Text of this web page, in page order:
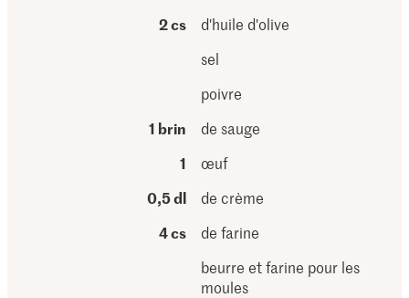
2 cs
d'huile d'olive
sel
poivre
1 brin
de sauge
1
œuf
0,5 dl
de crème
4 cs
de farine
beurre et farine pour les
moules